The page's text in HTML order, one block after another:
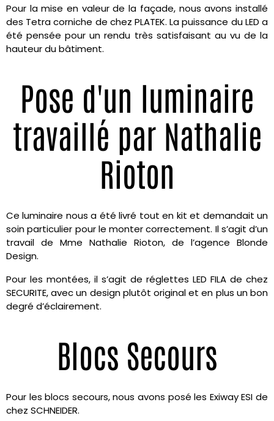
Pour la mise en valeur de la façade, nous avons installé
des Tetra corniche de chez PLATEK. La puissance du LED a
été pensée pour un rendu très satisfaisant au vu de la
hauteur du bâtiment.
Pose d'un luminaire
travaillé par Nathalie
Rioton
Ce luminaire nous a été livré tout en kit et demandait un
soin particulier pour le monter correctement. Il s’agit d’un
travail de Mme Nathalie Rioton, de l’agence Blonde
Design.
Pour les montées, il s’agit de réglettes LED FILA de chez
SECURITE, avec un design plutôt original et en plus un bon
degré d’éclairement.
Blocs Secours
Pour les blocs secours, nous avons posé les Exiway ESI de
chez SCHNEIDER.